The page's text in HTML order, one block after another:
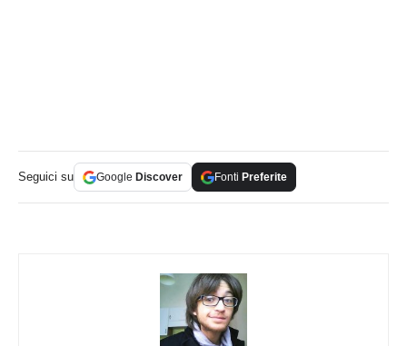
Seguici su Google Discover Fonti Preferite